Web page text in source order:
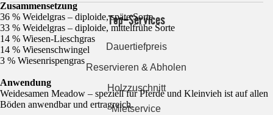
Zusammensetzung
36 % Weidelgras – diploide, späte Sorte
33 % Weidelgras – diploide, mittelfrühe Sorte
14 % Wiesen-Lieschgras
14 % Wiesenschwingel
3 % Wiesenrispengras
Anwendung
Weidesamen Meadow – speziell für Pferde und Kleinvieh ist auf allen
Böden anwendbar und ertragreich.
Top-Services
Dauertiefpreis
Reservieren & Abholen
Holzzuschnitt
Mietservice